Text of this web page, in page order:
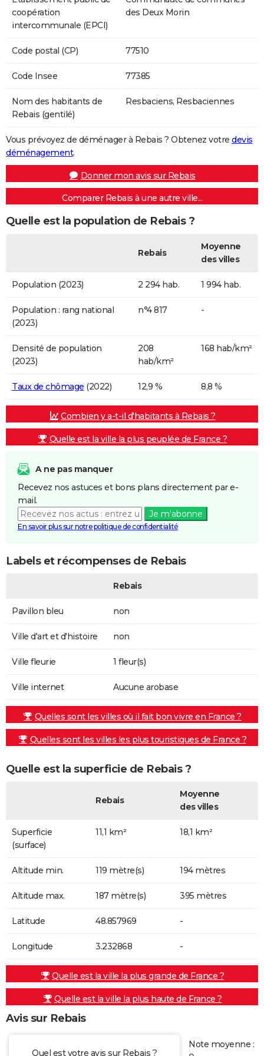
coopération
intercommunale (EPCI)
des Deux Morin
Code postal (CP) 77510
Code Insee 77385
Nom des habitants de
Rebais (gentilé)
Resbaciens, Resbaciennes
Vous prévoyez de déménager à Rebais ? Obtenez votre devis
déménagement.
Donner mon avis sur Rebais
Comparer Rebais à une autre ville...
Quelle est la population de Rebais ?
Rebais
Moyenne
des villes
Population (2023) 2 294 hab. 1 994 hab.
Population : rang national
(2023)
n°4 817 -
Densité de population
(2023)
208
hab/km²
168 hab/km²
Taux de chômage (2022) 12,9 % 8,8 %
Combien y a-t-il d'habitants à Rebais ?
Quelle est la ville la plus peuplée de France ?
A ne pas manquer
Recevez nos astuces et bons plans directement par e-
mail.
Je m'abonne
En savoir plus sur notre politique de confidentialité
Labels et récompenses de Rebais
Rebais
Pavillon bleu non
Ville d'art et d'histoire non
Ville fleurie 1 fleur(s)
Ville internet Aucune arobase
Quelles sont les villes où il fait bon vivre en France ?
Quelles sont les villes les plus touristiques de France ?
Quelle est la superficie de Rebais ?
Rebais
Moyenne
des villes
Superficie
(surface)
11,1 km² 18,1 km²
Altitude min. 119 mètre(s) 194 mètres
Altitude max. 187 mètre(s) 395 mètres
Latitude 48.857969 -
Longitude 3.232868 -
Quelle est la ville la plus grande de France ?
Quelle est la ville la plus haute de France ?
Avis sur Rebais
Quel est votre avis sur Rebais ?
Note moyenne :